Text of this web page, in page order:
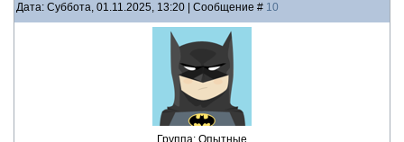
Дата: Суббота, 01.11.2025, 13:20 | Сообщение # 10
Группа: Опытные